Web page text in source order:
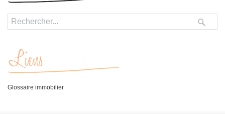
Glossaire immobilier